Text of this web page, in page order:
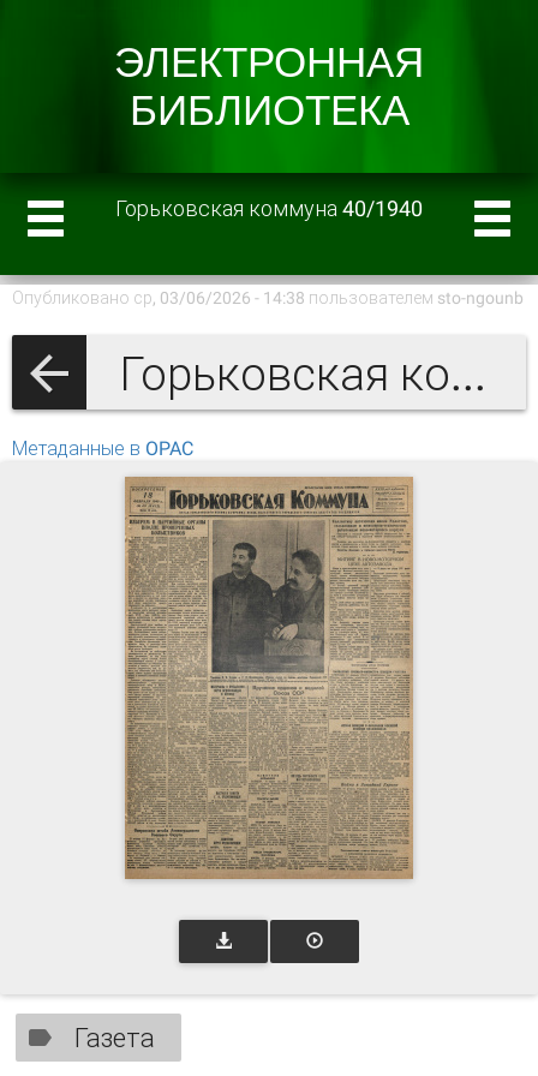
Горьковская коммуна 40/1940
Опубликовано ср, 03/06/2026 - 14:38 пользователем sto-ngounb
Горьковская коммуна 1940 г.
Метаданные в OPAC
Газета